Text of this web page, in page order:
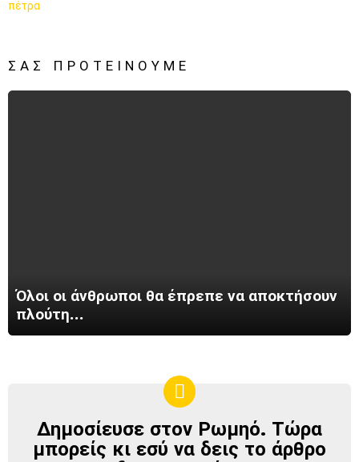
ΣΑΣ ΠΡΟΤΕΊΝΟΥΜΕ
Όλοι οι άνθρωποι θα έπρεπε να αποκτήσουν
πλούτη…
ΔΗΜΟΣΊΕΥΣΕ
ΣΤΟΝ
Δημοσίευσε στον Ρωμηό. Τώρα
μπορείς κι εσύ να δεις το άρθρο